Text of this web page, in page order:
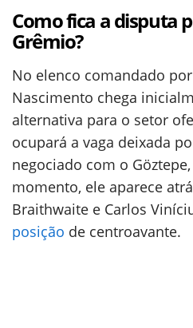
Como fica a disputa
Grêmio?
No elenco comandado
Nascimento chega
alternativa para o setor
ocupará a vaga deixada
negociado com o
momento, ele aparece
Braithwaite e Carlos
posição de centroavante.